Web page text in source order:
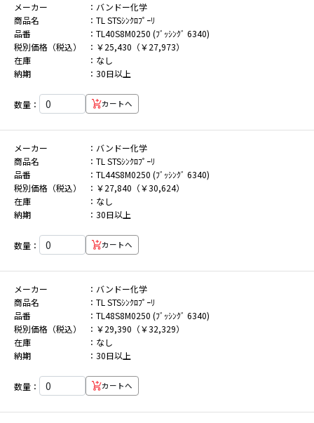
メーカー
バンドー化学
商品名
TL STSｼﾝｸﾛﾌﾟｰﾘ
品番
TL40S8M0250 (ﾌﾞｯｼﾝｸﾞ 6340)
税別価格（税込）
￥25,430（￥27,973）
在庫
なし
納期
30日以上
数量： カートへ
メーカー
バンドー化学
商品名
TL STSｼﾝｸﾛﾌﾟｰﾘ
品番
TL44S8M0250 (ﾌﾞｯｼﾝｸﾞ 6340)
税別価格（税込）
￥27,840（￥30,624）
在庫
なし
納期
30日以上
数量： カートへ
メーカー
バンドー化学
商品名
TL STSｼﾝｸﾛﾌﾟｰﾘ
品番
TL48S8M0250 (ﾌﾞｯｼﾝｸﾞ 6340)
税別価格（税込）
￥29,390（￥32,329）
在庫
なし
納期
30日以上
数量： カートへ